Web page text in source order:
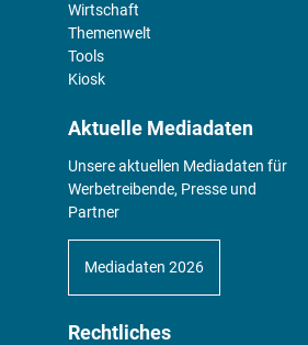
Wirtschaft
Themenwelt
Tools
Kiosk
Aktuelle Mediadaten
Unsere aktuellen Mediadaten für
Werbetreibende, Presse und
Partner
Mediadaten 2026
Rechtliches